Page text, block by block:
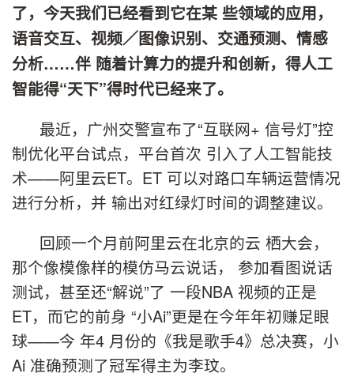
了，今天我们已经看到它在某 些领域的应用，
语音交互、视频／图像识别、交通预测、情感
分析……伴 随着计算力的提升和创新，得人工
智能得“天下”得时代已经来了。
最近，广州交警宣布了“互联网+ 信号灯”控
制优化平台试点，平台首次 引入了人工智能技
术——阿里云ET。ET 可以对路口车辆运营情况
进行分析，并 输出对红绿灯时间的调整建议。
回顾一个月前阿里云在北京的云 栖大会，
那个像模像样的模仿马云说话， 参加看图说话
测试，甚至还“解说”了 一段NBA 视频的正是
ET，而它的前身 “小Ai”更是在今年年初赚足眼
球——今 年4 月份的《我是歌手4》总决赛，小
Ai 准确预测了冠军得主为李玟。